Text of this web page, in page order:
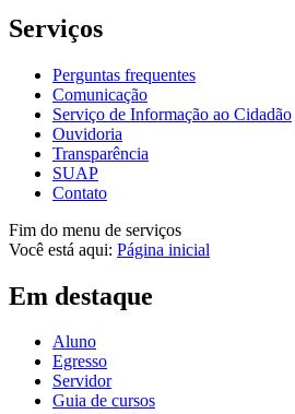
Serviços
Perguntas frequentes
Comunicação
Serviço de Informação ao Cidadão
Ouvidoria
Transparência
SUAP
Contato
Fim do menu de serviços
Você está aqui: Página inicial
Em destaque
Aluno
Egresso
Servidor
Guia de cursos